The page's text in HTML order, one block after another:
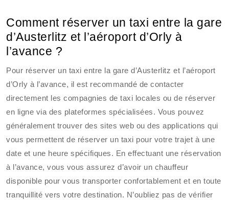
Comment réserver un taxi entre la gare
d’Austerlitz et l’aéroport d’Orly à
l’avance ?
Pour réserver un taxi entre la gare d’Austerlitz et l’aéroport
d’Orly à l’avance, il est recommandé de contacter
directement les compagnies de taxi locales ou de réserver
en ligne via des plateformes spécialisées. Vous pouvez
généralement trouver des sites web ou des applications qui
vous permettent de réserver un taxi pour votre trajet à une
date et une heure spécifiques. En effectuant une réservation
à l’avance, vous vous assurez d’avoir un chauffeur
disponible pour vous transporter confortablement et en toute
tranquillité vers votre destination. N’oubliez pas de vérifier